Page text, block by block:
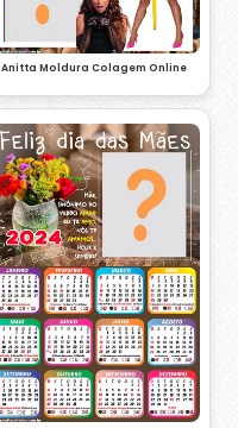
Anitta Moldura Colagem Online